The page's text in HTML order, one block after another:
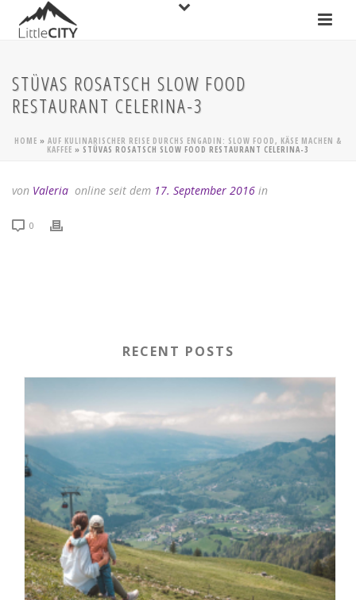
STÜVAS ROSATSCH SLOW FOOD
RESTAURANT CELERINA-3
HOME » AUF KULINARISCHER REISE DURCHS ENGADIN: SLOW FOOD, KÄSE MACHEN &
KAFFEE » STÜVAS ROSATSCH SLOW FOOD RESTAURANT CELERINA-3
von Valeria online seit dem 17. September 2016 in
0
RECENT POSTS